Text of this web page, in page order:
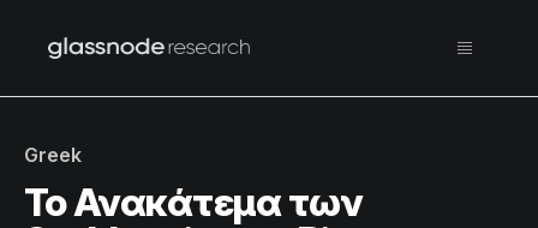
Greek
Το Ανακάτεμα των